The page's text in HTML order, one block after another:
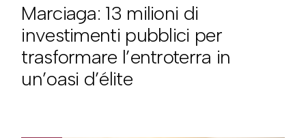
Marciaga: 13 milioni di
investimenti pubblici per
trasformare l’entroterra in
un’oasi d’élite